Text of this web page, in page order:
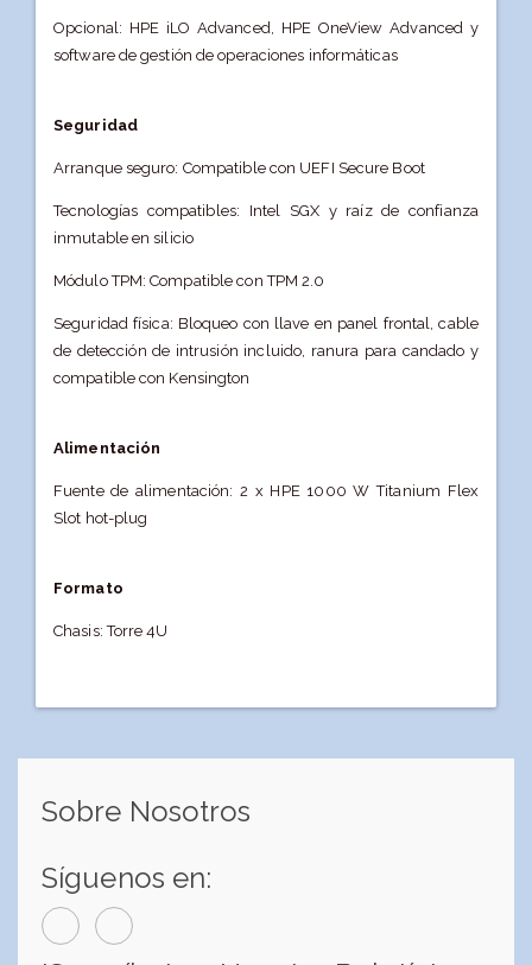
Opcional: HPE iLO Advanced, HPE OneView Advanced y
software de gestión de operaciones informáticas
Seguridad
Arranque seguro: Compatible con UEFI Secure Boot
Tecnologías compatibles: Intel SGX y raíz de confianza
inmutable en silicio
Módulo TPM: Compatible con TPM 2.0
Seguridad física: Bloqueo con llave en panel frontal, cable
de detección de intrusión incluido, ranura para candado y
compatible con Kensington
Alimentación
Fuente de alimentación: 2 x HPE 1000 W Titanium Flex
Slot hot-plug
Formato
Chasis: Torre 4U
Sobre Nosotros
Síguenos en: